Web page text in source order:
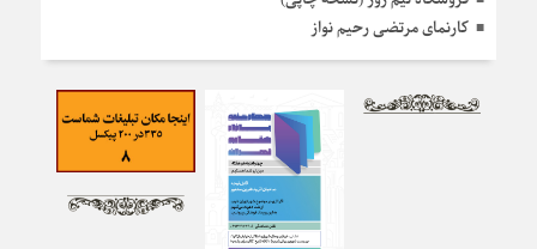
کارنمای مرتضی رحیم نواز